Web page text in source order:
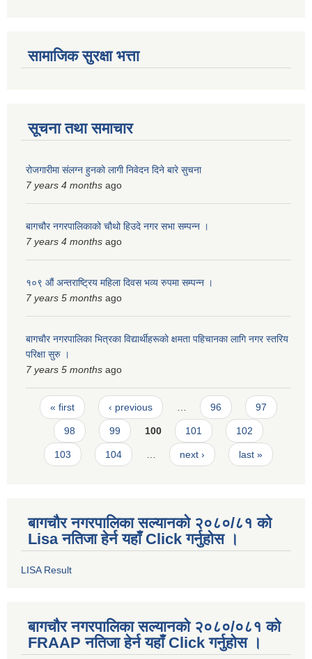
सामाजिक सुरक्षा भत्ता
सूचना तथा समाचार
रोजगारीमा संलग्न हुनको लागी निवेदन दिने बारे सुचना
7 years 4 months ago
बागचौर नगरपालिकाको चौथो हिउदे नगर सभा सम्पन्न ।
7 years 4 months ago
१०९ औं अन्तराष्ट्रिय महिला दिवस भव्य रुपमा सम्पन्न ।
7 years 5 months ago
बागचाैर नगरपालिका भित्रका विद्यार्थीहरूकाे क्षमता पहिचानका लागि नगर स्तरिय
परिक्षा सुरु ।
7 years 5 months ago
Pages
« first ‹ previous … 96 97
98 99 100 101 102
103 104 … next › last »
बागचौर नगरपालिका सल्यानको २०८०/८१ को
Lisa नतिजा हेर्न यहाँ Click गर्नुहोस ।
LISA Result
बागचौर नगरपालिका सल्यानको २०८०/०८१ को
FRAAP नतिजा हेर्न यहाँ Click गर्नुहोस ।